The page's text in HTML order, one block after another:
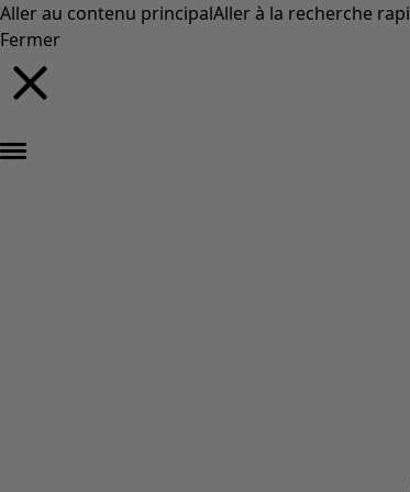
Aller au contenu principalAller à la recherche
Fermer